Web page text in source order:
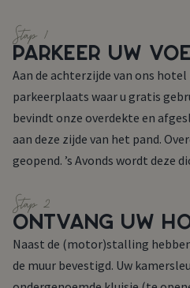
Stap 1
PARKEER UW
Aan de achterzijde van ons
parkeerplaats waar u gratis
bevindt onze overdekte en
aan deze zijde van het pand.
geopend. ’s Avonds wordt deze
Stap 2
ONTVANG UW
Naast de (motor)stalling
de muur bevestigd. Uw